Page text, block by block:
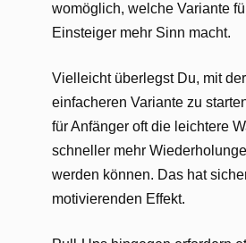
womöglich, welche Variante
Einsteiger mehr Sinn macht.
Vielleicht überlegst Du, mit
einfacheren Variante zu
für Anfänger oft die leichtere
schneller mehr
werden können. Das hat
motivierenden Effekt.